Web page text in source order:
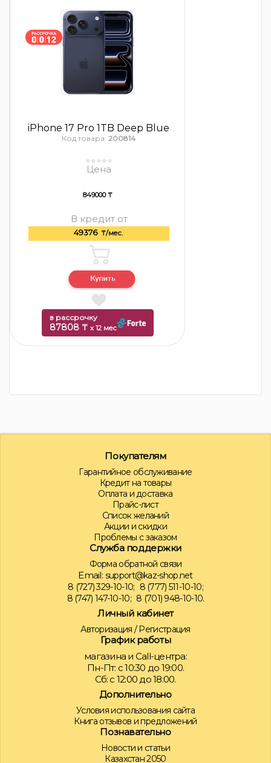
iPhone 17 Pro 1TB Deep Blue
Код товара: 200814
Цена
849000 ₸
В кредит от
49376 ₸/мес.
в рассрочку
87808 ₸ x 12 мес
Покупателям
Гарантийное обслуживание
Кредит на товары
Оплата и доставка
Прайс-лист
Список желаний
Акции и скидки
Проблемы с заказом
Служба поддержки
Форма обратной связи
Email: support@kaz-shop.net
8 (727) 329-10-10; 8 (777) 511-10-10;
8 (747) 147-10-10; 8 (701) 948-10-10.
Личный кабинет
Авторизация /Регистрация
График работы
магазина и Call-центра:
Пн-Пт: с 10:30 до 19:00.
Сб: с 12:00 до 18:00.
Дополнительно
Условия использования сайта
Книга отзывов и предложений
Познавательно
Новости и статьи
Казахстан 2050